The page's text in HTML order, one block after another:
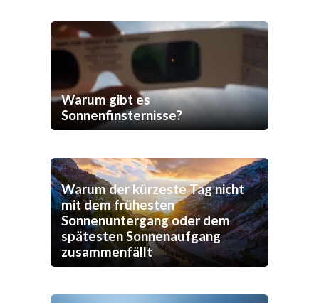
Warum gibt es
Sonnenfinsternisse?
Warum der kürzeste Tag nicht
mit dem frühesten
Sonnenuntergang oder dem
spätesten Sonnenaufgang
zusammenfällt